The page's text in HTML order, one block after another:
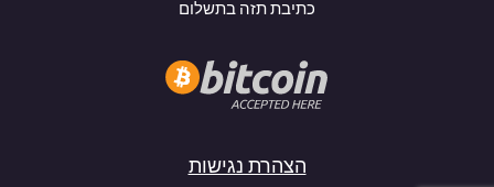
כתיבת תזה בתשלום
הצהרת נגישות